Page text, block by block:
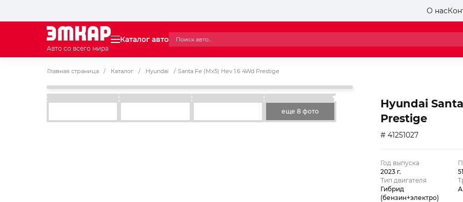
О нас
Авто со всего мира
Каталог авто
Главная страница / Каталог / Hyundai / Santa Fe (Mx5) Hev 1.6 4Wd Prestige
еще 8 фото
Hyundai
Prestige
# 41251027
Год выпуска
2023 г.
Тип двигателя
Гибрид
(бензин+электро)